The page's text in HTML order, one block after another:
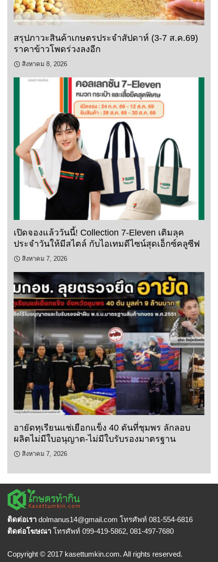
สรุปภาวะสินค้าเกษตรประจำสัปดาห์ (3-7 ส.ค.69)
ราคาข้าวโพดร่วงลงอีก
สิงหาคม 8, 2026
เปิดจองแล้ววันนี้! Collection 7-Eleven เติมลุค
ประจำวันให้มีสไตล์ กับไอเทมดีไซน์สุดเอ็กซ์คลูซีฟ
สิงหาคม 7, 2026
อายัดทุเรียนแช่เยือกแข็ง 40 ตันที่ชุมพร ลักลอบ
ผลิตไม่มีใบอนุญาต-ไม่มีใบรับรองมาตรฐาน
สิงหาคม 7, 2026
ติดต่อเรา dolmanus14@gmail.com โทรศัพท์ 081-554-6816
ติดต่อโฆษณา โทรศัพท์ 099-419-5862, 081-497-7680
Copyright © 2017 kasettumkin.com. All rights reserved.